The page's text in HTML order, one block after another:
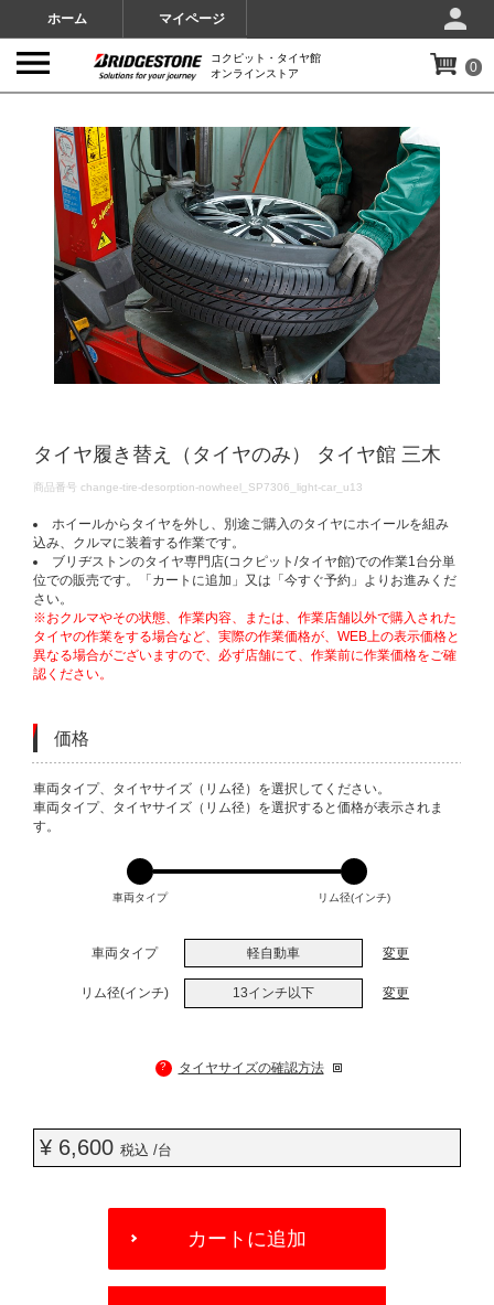
ホーム マイページ
コクピット・タイヤ館
オンラインストア
0
タイヤ履き替え（タイヤのみ） タイヤ館 三木
DETAILS
商品番号 change-tire-desorption-nowheel_SP7306_light-car_u13
ホイールからタイヤを外し、別途ご購入のタイヤにホイールを組み
込み、クルマに装着する作業です。
ブリヂストンのタイヤ専門店(コクピット/タイヤ館)での作業1台分単
位での販売です。「カートに追加」又は「今すぐ予約」よりお進みくだ
さい。
※おクルマやその状態、作業内容、または、作業店舗以外で購入された
タイヤの作業をする場合など、実際の作業価格が、WEB上の表示価格と
異なる場合がございますので、必ず店舗にて、作業前に作業価格をご確
認ください。
価格
VARIATIONS
車両タイプ、タイヤサイズ（リム径）を選択してください。
車両タイプ、タイヤサイズ（リム径）を選択すると価格が表示されま
す。
車両タイプ リム径(インチ)
車両タイプ 軽自動車 変更
リム径(インチ) 13インチ以下 変更
? タイヤサイズの確認方法
¥ 6,600 税込 /台
OPTIONS
カートに追加